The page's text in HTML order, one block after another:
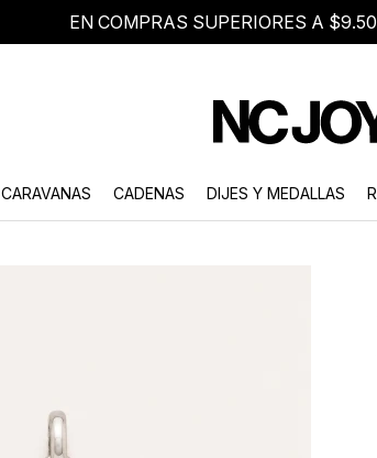
EN COMPRAS SUPERIORES A
CARAVANAS CADENAS DIJES Y MEDALLAS